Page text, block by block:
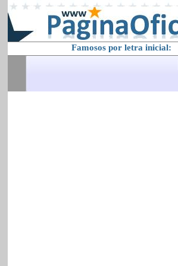
Famosos por letra inicial: